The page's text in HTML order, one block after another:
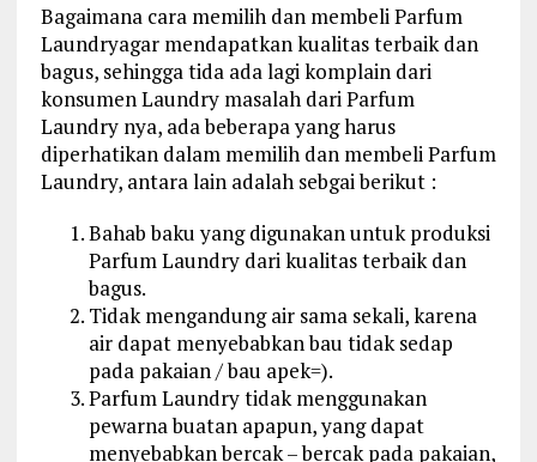
Bagaimana cara memilih dan membeli Parfum
Laundryagar mendapatkan kualitas terbaik dan
bagus, sehingga tida ada lagi komplain dari
konsumen Laundry masalah dari Parfum
Laundry nya, ada beberapa yang harus
diperhatikan dalam memilih dan membeli Parfum
Laundry, antara lain adalah sebgai berikut :
Bahab baku yang digunakan untuk produksi
Parfum Laundry dari kualitas terbaik dan
bagus.
Tidak mengandung air sama sekali, karena
air dapat menyebabkan bau tidak sedap
pada pakaian / bau apek=).
Parfum Laundry tidak menggunakan
pewarna buatan apapun, yang dapat
menyebabkan bercak – bercak pada pakaian,